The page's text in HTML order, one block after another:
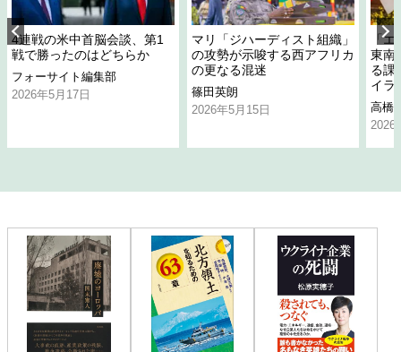
4連戦の米中首脳会談、第1
戦で勝ったのはどちらか
フォーサイト編集部
2026年5月17日
マリ「ジハーディスト組織」
の攻勢が示唆する西アフリカ
の更なる混迷
篠田英朗
2026年5月15日
「
東南
る課
イラ
高橋
2026